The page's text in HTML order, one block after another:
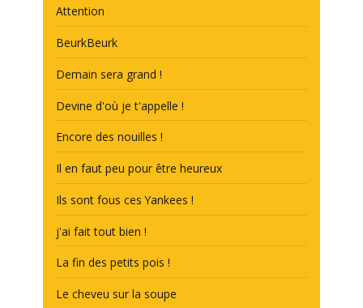
Attention
BeurkBeurk
Demain sera grand !
Devine d'où je t'appelle !
Encore des nouilles !
Il en faut peu pour être heureux
Ils sont fous ces Yankees !
j'ai fait tout bien !
La fin des petits pois !
Le cheveu sur la soupe